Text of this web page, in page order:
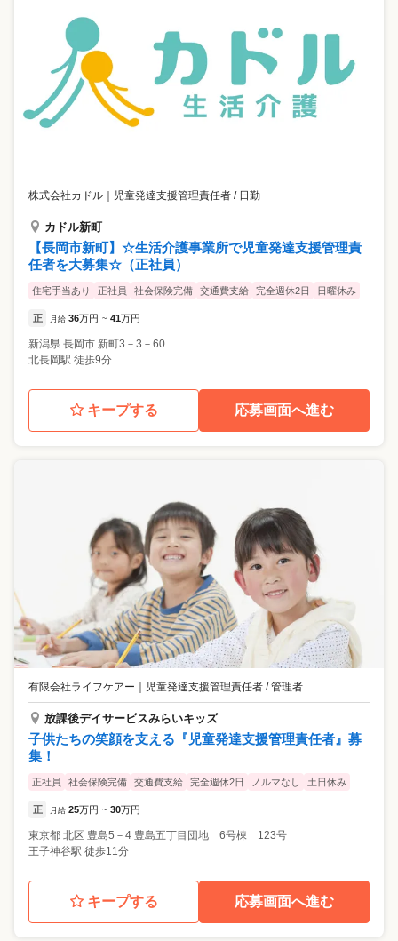
株式会社カドル 児童発達支援管理責任者 / 日勤
カドル新町
【長岡市新町】☆生活介護事業所で児童発達支援管理責
任者を大募集☆（正社員）
住宅手当あり 正社員 社会保険完備 交通費支給 完全週休2日 日曜休み
正 月給 36万円 ~ 41万円
新潟県 長岡市 新町3－3－60
北長岡駅 徒歩9分
キープする 応募画面へ進む
有限会社ライフケアー 児童発達支援管理責任者 / 管理者
放課後デイサービスみらいキッズ
子供たちの笑顔を支える『児童発達支援管理責任者』募
集！
正社員 社会保険完備 交通費支給 完全週休2日 ノルマなし 土日休み
正 月給 25万円 ~ 30万円
東京都 北区 豊島5－4 豊島五丁目団地 6号棟 123号
王子神谷駅 徒歩11分
キープする 応募画面へ進む